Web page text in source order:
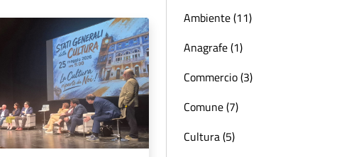
Ambiente (11)
Anagrafe (1)
Commercio (3)
Comune (7)
Cultura (5)